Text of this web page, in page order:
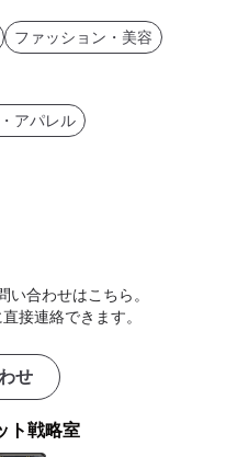
ファッション・美容
アパレル
い合わせはこちら。
接連絡できます。
せ
ト戦略室